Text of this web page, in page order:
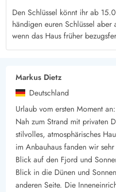
Gästetoilette. Im hübschen
Doppelzimmer und ein
Somit bietet das Haus Platz für
Der zentrale Wohnbereich ist
Es gibt Holzfußböden überall im
ausgestattet mit u. a.
befindet oder euch im Sofa
Aussicht auf die Natur genießen.
Den Schlüssel könnt ihr ab
händigen euren Schlüssel
wenn das Haus früher
Markus Dietz
Deutschland
Urlaub vom ersten Moment
Nah zum Strand mit privaten
stilvolles, atmosphärisches
im Anbauhaus fanden wir
Blick auf den Fjord und
Blick in die Dünen und
anderen Seite. Die